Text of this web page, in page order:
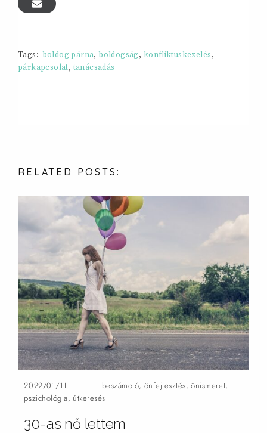
Tags: boldog párna,boldogság, konfliktuskezelés,
párkapcsolat,tanácsadás
RELATED POSTS:
2022/01/11 beszámoló, önfejlesztés,önismeret,
pszichológia, útkeresés
30-as nő lettem